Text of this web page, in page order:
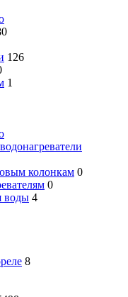
126
1
колонкам 0
0
воды 4
8